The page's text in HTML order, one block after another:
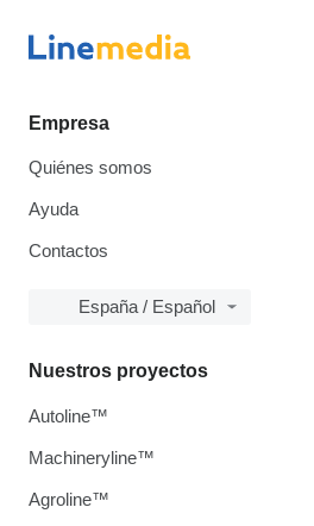
Empresa
Quiénes somos
Ayuda
Contactos
España / Español
Nuestros proyectos
Autoline™
Machineryline™
Agroline™